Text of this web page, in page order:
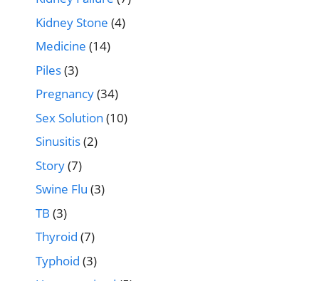
Kidney Stone (4)
Medicine (14)
Piles(3)
Pregnancy(34)
Sex Solution (10)
Sinusitis(2)
Story(7)
Swine Flu (3)
TB (3)
Thyroid (7)
Typhoid (3)